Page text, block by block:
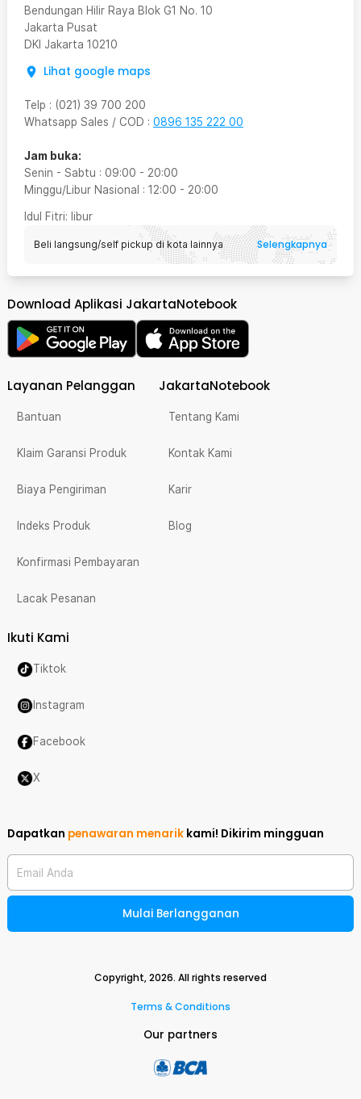
Bendungan Hilir Raya Blok G1 No. 10
Jakarta Pusat
DKI Jakarta 10210
Lihat google maps
Telp : (021) 39 700 200
Whatsapp Sales / COD : 0896 135 222 00
Jam buka:
Senin - Sabtu : 09:00 - 20:00
Minggu/Libur Nasional : 12:00 - 20:00
Idul Fitri: libur
Beli langsung/self pickup di kota lainnya Selengkapnya
Download Aplikasi JakartaNotebook
Layanan Pelanggan
Bantuan
Klaim Garansi Produk
Biaya Pengiriman
Indeks Produk
Konfirmasi Pembayaran
Lacak Pesanan
JakartaNotebook
Tentang Kami
Kontak Kami
Karir
Blog
Ikuti Kami
Tiktok
Instagram
Facebook
X
Dapatkan penawaran menarik kami! Dikirim mingguan
Email Anda
Mulai Berlangganan
Copyright,2026. All rights reserved
Terms & Conditions
Our partners